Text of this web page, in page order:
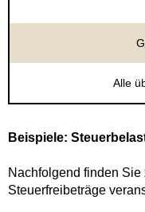
Beispiele:
Nachfolgend finden
Steuerfreibeträge
Alle